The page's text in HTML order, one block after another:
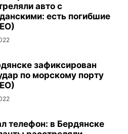
авто с
есть погибшие
зафиксирован
по морскому порту
телефон: в Бердянске